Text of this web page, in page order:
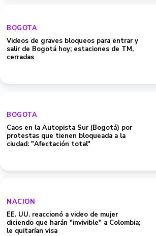
BOGOTA
Videos de graves bloqueos para entrar y
salir de Bogotá hoy; estaciones de TM,
cerradas
BOGOTA
Caos en la Autopista Sur (Bogotá) por
protestas que tienen bloqueada a la
ciudad: "Afectación total"
NACION
EE. UU. reaccionó a video de mujer
diciendo que harán "invivible" a Colombia;
le quitarían visa